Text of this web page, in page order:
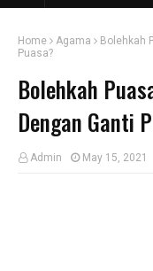
Home Agama
Bolehkah
Puasa?
Bolehkah
Dengan Ganti
Admin May 15, 2021